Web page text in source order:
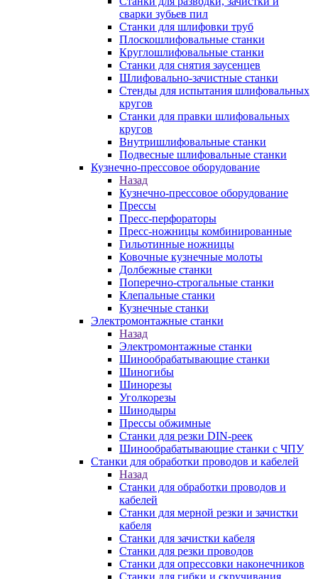
сварки зубьев пил
Станки для шлифовки труб
Плоскошлифовальные станки
Круглошлифовальные станки
Станки для снятия заусенцев
Шлифовально-зачистные станки
Стенды для испытания шлифовальных
кругов
Станки для правки шлифовальных
кругов
Внутришлифовальные станки
Подвесные шлифовальные станки
Кузнечно-прессовое оборудование
Назад
Кузнечно-прессовое оборудование
Прессы
Пресс-перфораторы
Пресс-ножницы комбинированные
Гильотинные ножницы
Ковочные кузнечные молоты
Долбежные станки
Поперечно-строгальные станки
Клепальные станки
Кузнечные станки
Электромонтажные станки
Назад
Электромонтажные станки
Шинообрабатывающие станки
Шиногибы
Шинорезы
Уголкорезы
Шинодыры
Прессы обжимные
Станки для резки DIN-реек
Шинообрабатывающие станки с ЧПУ
Станки для обработки проводов и кабелей
Назад
Станки для обработки проводов и
кабелей
Станки для мерной резки и зачистки
кабеля
Станки для зачистки кабеля
Станки для резки проводов
Станки для опрессовки наконечников
Станки для гибки и скручивания